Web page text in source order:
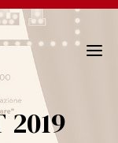
N
2019